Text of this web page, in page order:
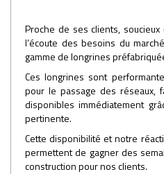
Proche de ses clients,
l’écoute des besoins du
gamme de longrines
Ces longrines sont
pour le passage des
disponibles immédiatement
pertinente.
Cette disponibilité et notre
permettent de gagner des
construction pour nos clients.